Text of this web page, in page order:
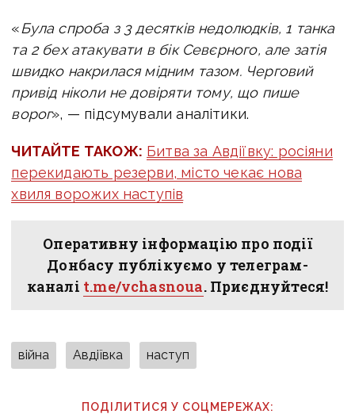
«Була спроба з 3 десятків недолюдків, 1 танка
та 2 бех атакувати в бік Севєрного, але затія
швидко накрилася мідним тазом. Черговий
привід ніколи не довіряти тому, що пише
ворог», — підсумували аналітики.
ЧИТАЙТЕ ТАКОЖ: Битва за Авдіївку: росіяни
перекидають резерви, місто чекає нова
хвиля ворожих наступів
Оперативну інформацію про події
Донбасу публікуємо у телеграм-
каналі t.me/vchasnoua. Приєднуйтеся!
війна Авдіївка наступ
ПОДІЛИТИСЯ У СОЦМЕРЕЖАХ: